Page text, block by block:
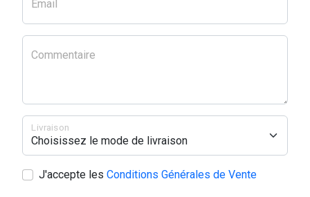
Email
Commentaire
Livraison
J'accepte les Conditions Générales de Vente